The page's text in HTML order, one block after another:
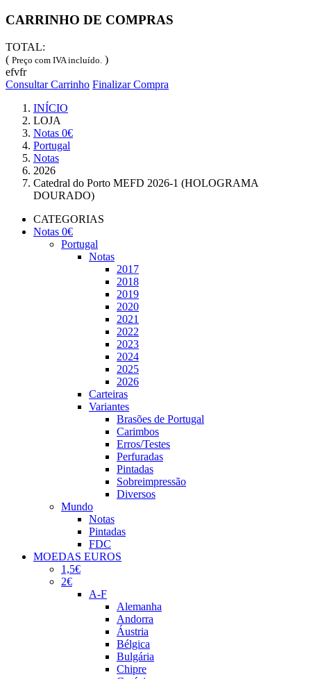
CARRINHO DE COMPRAS
TOTAL:
( Preço com IVA incluído. )
efvfr
Consultar Carrinho Finalizar Compra
INÍCIO
LOJA
Notas 0€
Portugal
Notas
2026
Catedral do Porto MEFD 2026-1 (HOLOGRAMA
DOURADO)
CATEGORIAS
Notas 0€
Portugal
Notas
2017
2018
2019
2020
2021
2022
2023
2024
2025
2026
Carteiras
Variantes
Brasões de Portugal
Carimbos
Erros/Testes
Perfuradas
Pintadas
Sobreimpressão
Diversos
Mundo
Notas
Pintadas
FDC
MOEDAS EUROS
1,5€
2€
A-F
Alemanha
Andorra
Áustria
Bélgica
Bulgária
Chipre